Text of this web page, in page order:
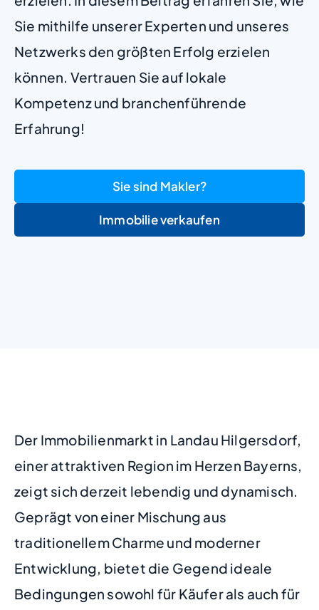
Sie mithilfe unserer Experten und unseres
Netzwerks den größten Erfolg erzielen
können. Vertrauen Sie auf lokale
Kompetenz und branchenführende
Erfahrung!
Sie sind Makler?
Immobilie verkaufen
Der Immobilienmarkt in Landau Hilgersdorf,
einer attraktiven Region im Herzen Bayerns,
zeigt sich derzeit lebendig und dynamisch.
Geprägt von einer Mischung aus
traditionellem Charme und moderner
Entwicklung, bietet die Gegend ideale
Bedingungen sowohl für Käufer als auch für